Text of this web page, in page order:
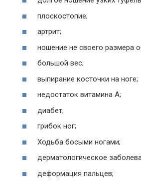
плоскостопие;
артрит;
ношение не своего размера
большой вес;
выпирание косточки на ноге;
недостаток витамина A;
диабет;
грибок ног;
Ходьба босыми ногами;
дерматологическое
деформация пальцев;